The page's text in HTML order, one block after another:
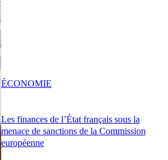
Les finances de l’État français sous la
menace de sanctions de la Commission
européenne
ÉCONOMIE